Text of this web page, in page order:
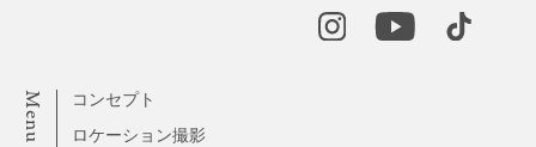
Menu
コンセプト
ロケーション撮影